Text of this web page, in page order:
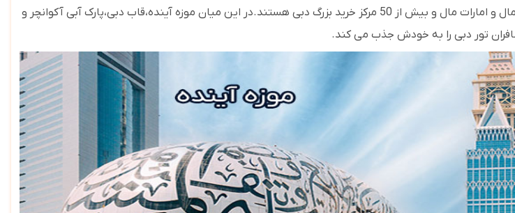
جهانی و بازدید از جاذبه های گردشگری دبی مانند برج خلیفه، رقص فواره ها و خرید از دبی مال و امارات مال و بیش از 50 مرکز خرید بزرگ دبی هستند.در این میان موزه آینده،قاب دبی،پارک آبی آکوانچر و
تور دبی را به خودش جذب می کند.